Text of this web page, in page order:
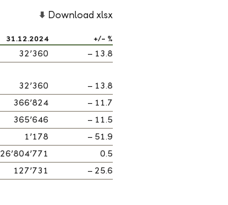
Download xlsx
31.12.2024 +/- %
32’360
– 13.8
32’360
– 13.8
366’824
– 11.7
365’646
– 11.5
1’178
– 51.9
26’804’771
0.5
127’731 – 25.6